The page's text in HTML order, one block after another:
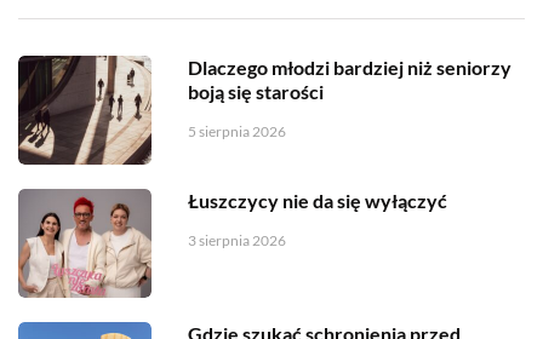
Dlaczego młodzi bardziej niż seniorzy
boją się starości
5 sierpnia 2026
Łuszczycy nie da się wyłączyć
3 sierpnia 2026
Gdzie szukać schronienia przed